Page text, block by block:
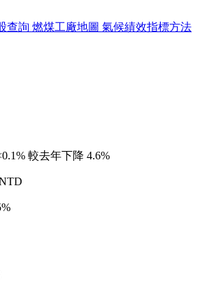
查詢 燃煤工廠地圖 氣候績效指標方法
較去年下降 4.6%